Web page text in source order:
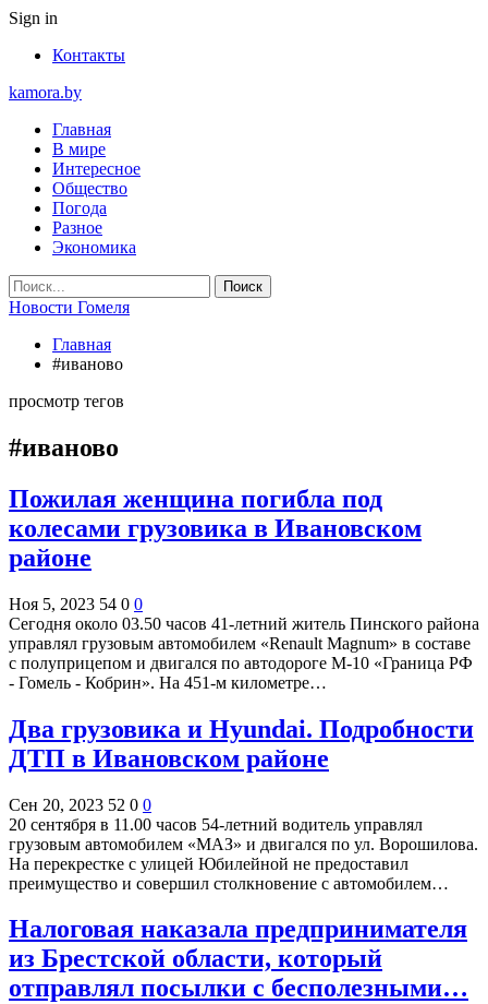
Sign in
Контакты
kamora.by
Главная
В мире
Интересное
Общество
Погода
Разное
Экономика
Новости Гомеля
Главная
#иваново
просмотр тегов
#иваново
Пожилая женщина погибла под
колесами грузовика в Ивановском
районе
Ноя 5, 2023 54 0 0
Сегодня около 03.50 часов 41-летний житель Пинского района
управлял грузовым автомобилем «Renault Magnum» в составе
с полуприцепом и двигался по автодороге М-10 «Граница РФ
- Гомель - Кобрин». На 451-м километре…
Два грузовика и Hyundai. Подробности
ДТП в Ивановском районе
Сен 20, 2023 52 0 0
20 сентября в 11.00 часов 54-летний водитель управлял
грузовым автомобилем «МАЗ» и двигался по ул. Ворошилова.
На перекрестке с улицей Юбилейной не предоставил
преимущество и совершил столкновение с автомобилем…
Налоговая наказала предпринимателя
из Брестской области, который
отправлял посылки с бесполезными…